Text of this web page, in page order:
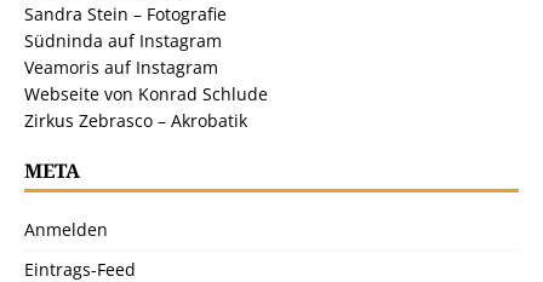
Sandra Stein – Fotografie
Südninda auf Instagram
Veamoris auf Instagram
Webseite von Konrad Schlude
Zirkus Zebrasco – Akrobatik
META
Anmelden
Eintrags-Feed